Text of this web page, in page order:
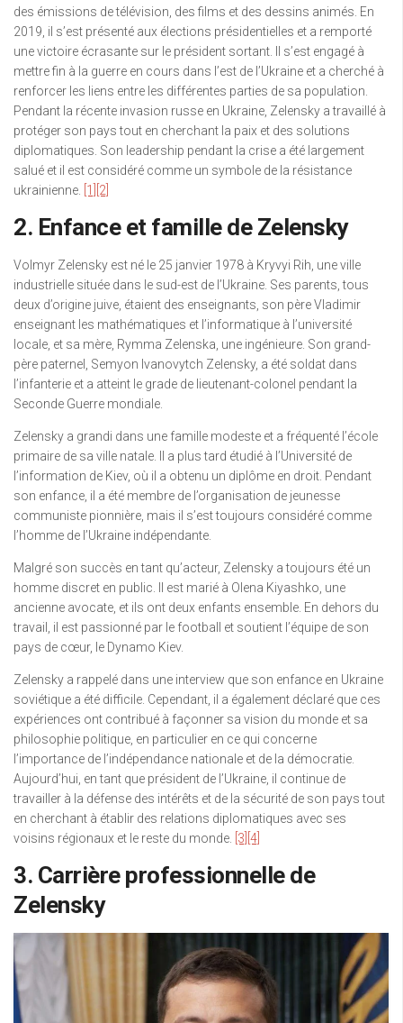
des émissions de télévision, des films et des dessins animés. En
2019, il s’est présenté aux élections présidentielles et a remporté
une victoire écrasante sur le président sortant. Il s’est engagé à
mettre fin à la guerre en cours dans l’est de l’Ukraine et a cherché à
renforcer les liens entre les différentes parties de sa population.
Pendant la récente invasion russe en Ukraine, Zelensky a travaillé à
protéger son pays tout en cherchant la paix et des solutions
diplomatiques. Son leadership pendant la crise a été largement
salué et il est considéré comme un symbole de la résistance
ukrainienne.
[1] [2]
2. Enfance et famille de Zelensky
Volmyr Zelensky est né le 25 janvier 1978 à Kryvyi Rih, une ville
industrielle située dans le sud-est de l’Ukraine. Ses parents, tous
deux d’origine juive, étaient des enseignants, son père Vladimir
enseignant les mathématiques et l’informatique à l’université
locale, et sa mère, Rymma Zelenska, une ingénieure. Son grand-
père paternel, Semyon Ivanovytch Zelensky, a été soldat dans
l’infanterie et a atteint le grade de lieutenant-colonel pendant la
Seconde Guerre mondiale.
Zelensky a grandi dans une famille modeste et a fréquenté l’école
primaire de sa ville natale. Il a plus tard étudié à l’Université de
l’information de Kiev, où il a obtenu un diplôme en droit. Pendant
son enfance, il a été membre de l’organisation de jeunesse
communiste pionnière, mais il s’est toujours considéré comme
l’homme de l’Ukraine indépendante.
Malgré son succès en tant qu’acteur, Zelensky a toujours été un
homme discret en public. Il est marié à Olena Kiyashko, une
ancienne avocate, et ils ont deux enfants ensemble. En dehors du
travail, il est passionné par le football et soutient l’équipe de son
pays de cœur, le Dynamo Kiev.
Zelensky a rappelé dans une interview que son enfance en Ukraine
soviétique a été difficile. Cependant, il a également déclaré que ces
expériences ont contribué à façonner sa vision du monde et sa
philosophie politique, en particulier en ce qui concerne
l’importance de l’indépendance nationale et de la démocratie.
Aujourd’hui, en tant que président de l’Ukraine, il continue de
travailler à la défense des intérêts et de la sécurité de son pays tout
en cherchant à établir des relations diplomatiques avec ses
voisins régionaux et le reste du monde.
[3] [4]
3. Carrière professionnelle de
Zelensky